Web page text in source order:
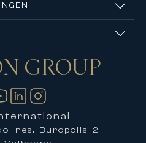
GROUP
Buropolis 2,